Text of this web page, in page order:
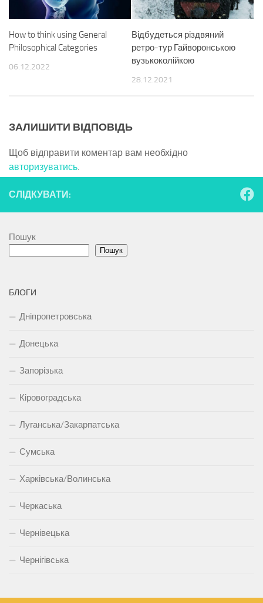
How to think using General
Philosophical Categories
06.12.2022
Відбудеться різдвяний
ретро-тур Гайворонською
вузькоколійкою
28.12.2021
ЗАЛИШИТИ ВІДПОВІДЬ
Щоб відправити коментар вам необхідно
авторизуватись.
СЛІДКУВАТИ:
Пошук
Пошук
БЛОГИ
Дніпропетровська
Донецька
Запорізька
Кіровоградська
Луганська/Закарпатська
Сумська
Харківська/Волинська
Черкаська
Чернівецька
Чернігівська